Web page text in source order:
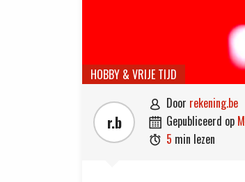
HOBBY & VRIJE TIJD
r.b
 door rekening.be
 gepubliceerd op
 5 min lezen